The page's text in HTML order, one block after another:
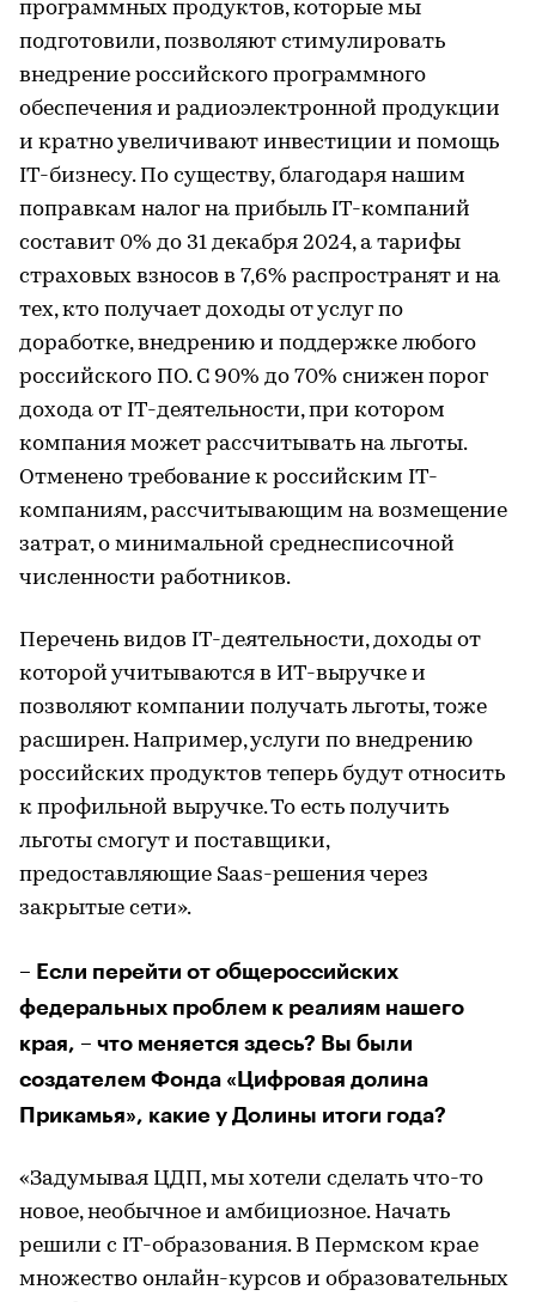
программных продуктов, которые мы
подготовили, позволяют стимулировать
внедрение российского программного
обеспечения и радиоэлектронной продукции
и кратно увеличивают инвестиции и помощь
IT-бизнесу. По существу, благодаря нашим
поправкам налог на прибыль IT-компаний
составит 0% до 31 декабря 2024, а тарифы
страховых взносов в 7,6% распространят и на
тех, кто получает доходы от услуг по
доработке, внедрению и поддержке любого
российского ПО. С 90% до 70% снижен порог
дохода от IT-деятельности, при котором
компания может рассчитывать на льготы.
Отменено требование к российским IT-
компаниям, рассчитывающим на возмещение
затрат, о минимальной среднесписочной
численности работников.
Перечень видов IT-деятельности, доходы от
которой учитываются в ИТ-выручке и
позволяют компании получать льготы, тоже
расширен. Например, услуги по внедрению
российских продуктов теперь будут относить
к профильной выручке. То есть получить
льготы смогут и поставщики,
предоставляющие Saas-решения через
закрытые сети».
– Если перейти от общероссийских
федеральных проблем к реалиям нашего
края, – что меняется здесь? Вы были
создателем Фонда «Цифровая долина
Прикамья», какие у Долины итоги года?
«Задумывая ЦДП, мы хотели сделать что-то
новое, необычное и амбициозное. Начать
решили с IT-образования. В Пермском крае
множество онлайн-курсов и образовательных